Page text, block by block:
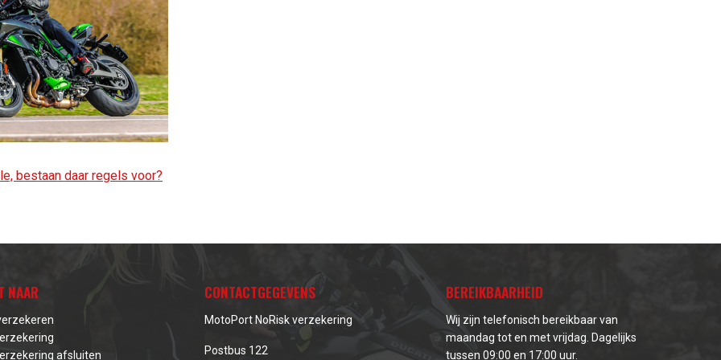
bestaan daar regels voor?
NAAR
afsluiten
CONTACTGEGEVENS
MotoPort NoRisk verzekering
Postbus 122
BEREIKBAARHEID
Wij zijn telefonisch bereikbaar van
maandag tot en met vrijdag. Dagelijks
tussen 09:00 en 17:00 uur.